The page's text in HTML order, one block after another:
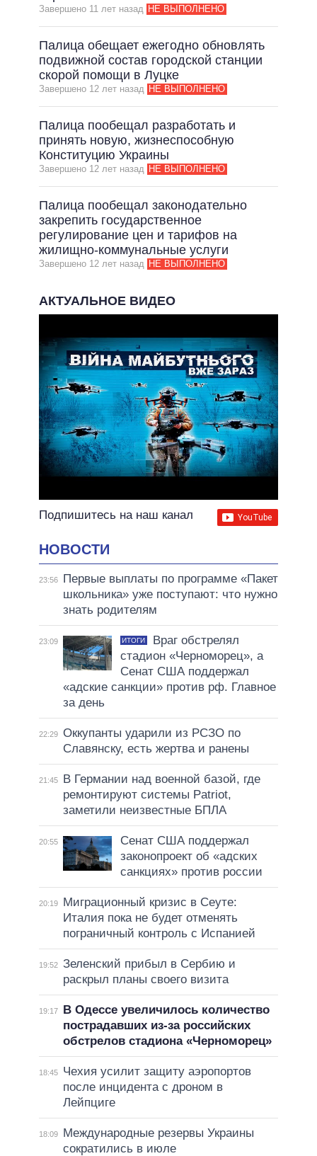
Завершено 11 лет назад НЕ ВЫПОЛНЕНО
Палица обещает ежегодно обновлять
подвижной состав городской станции
скорой помощи в Луцке
Завершено 12 лет назад НЕ ВЫПОЛНЕНО
Палица пообещал разработать и
принять новую, жизнеспособную
Конституцию Украины
Завершено 12 лет назад НЕ ВЫПОЛНЕНО
Палица пообещал законодательно
закрепить государственное
регулирование цен и тарифов на
жилищно-коммунальные услуги
Завершено 12 лет назад НЕ ВЫПОЛНЕНО
АКТУАЛЬНОЕ ВИДЕО
Подпишитесь на наш канал
НОВОСТИ
23:56
Первые выплаты по программе «Пакет
школьника» уже поступают: что нужно
знать родителям
23:09 ИТОГИ
Враг обстрелял
стадион «Черноморец», а
Сенат США поддержал
«адские санкции» против рф. Главное
за день
22:29 Оккупанты ударили из РСЗО по
Славянску, есть жертва и ранены
21:45
В Германии над военной базой, где
ремонтируют системы Patriot,
заметили неизвестные БПЛА
20:55
Сенат США поддержал
законопроект об «адских
санкциях» против россии
20:19
Миграционный кризис в Сеуте:
Италия пока не будет отменять
пограничный контроль с Испанией
19:52 Зеленский прибыл в Сербию и
раскрыл планы своего визита
19:17
В Одессе увеличилось количество
пострадавших из-за российских
обстрелов стадиона «Черноморец»
18:45
Чехия усилит защиту аэропортов
после инцидента с дроном в
Лейпциге
18:09
Международные резервы Украины
сократились в июле